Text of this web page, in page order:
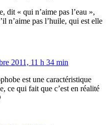
dit « qui n’aime pas l’eau »,
n’aime pas l’huile, qui est elle
2011, 11 h 34 min
est une caractéristique
ce qui fait que c’est en réalité